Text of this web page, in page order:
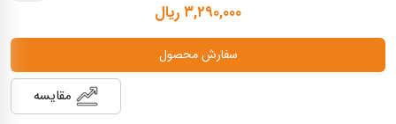
۳,۲۹۰,۰۰۰ ریال
سفارش محصول
مقایسه